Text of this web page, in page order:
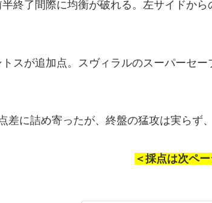
終了間際に均衡が破れる。左サイドか
スが追加点。スヴィラルのスーパーセ
差に詰め寄ったが、終盤の猛攻は実らず
＜採点は次ペ